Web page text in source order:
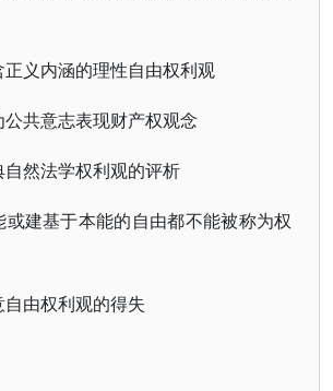
正义内涵的理性自由权利观
公共意志表现财产权观念
然法学权利观的评析
或建基于本能的自由都不能被称为权
自由权利观的得失